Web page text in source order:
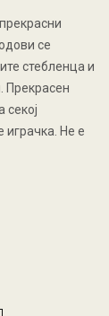
се
стебленца и
Прекрасен
секој
Не е